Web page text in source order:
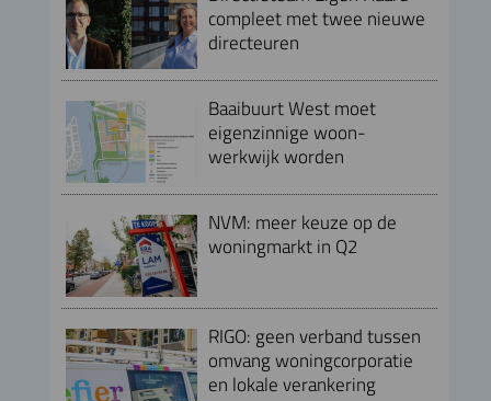
compleet met twee nieuwe
directeuren
Baaibuurt West moet
eigenzinnige woon-
werkwijk worden
NVM: meer keuze op de
woningmarkt in Q2
RIGO: geen verband tussen
omvang woningcorporatie
en lokale verankering